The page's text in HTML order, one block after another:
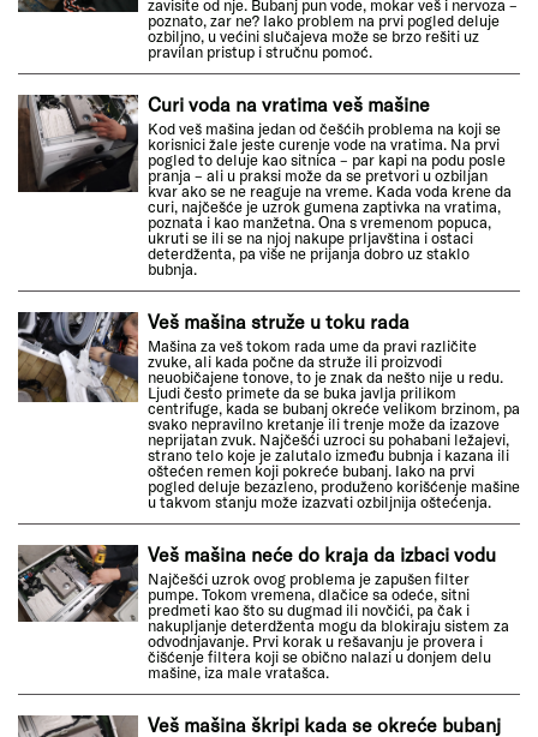
zavisite od nje. Bubanj pun vode, mokar veš i nervoza –
poznato, zar ne? Iako problem na prvi pogled deluje
ozbiljno, u većini slučajeva može se brzo rešiti uz
pravilan pristup i stručnu pomoć.
Curi voda na vratima veš mašine
Kod veš mašina jedan od češćih problema na koji se
korisnici žale jeste curenje vode na vratima. Na prvi
pogled to deluje kao sitnica – par kapi na podu posle
pranja – ali u praksi može da se pretvori u ozbiljan
kvar ako se ne reaguje na vreme. Kada voda krene da
curi, najčešće je uzrok gumena zaptivka na vratima,
poznata i kao manžetna. Ona s vremenom popuca,
ukruti se ili se na njoj nakupe prljavština i ostaci
deterdženta, pa više ne prijanja dobro uz staklo
bubnja.
Veš mašina struže u toku rada
Mašina za veš tokom rada ume da pravi različite
zvuke, ali kada počne da struže ili proizvodi
neuobičajene tonove, to je znak da nešto nije u redu.
Ljudi često primete da se buka javlja prilikom
centrifuge, kada se bubanj okreće velikom brzinom, pa
svako nepravilno kretanje ili trenje može da izazove
neprijatan zvuk. Najčešći uzroci su pohabani ležajevi,
strano telo koje je zalutalo između bubnja i kazana ili
oštećen remen koji pokreće bubanj. Iako na prvi
pogled deluje bezazleno, produženo korišćenje mašine
u takvom stanju može izazvati ozbiljnija oštećenja.
Veš mašina neće do kraja da izbaci vodu
Najčešći uzrok ovog problema je zapušen filter
pumpe. Tokom vremena, dlačice sa odeće, sitni
predmeti kao što su dugmad ili novčići, pa čak i
nakupljanje deterdženta mogu da blokiraju sistem za
odvodnjavanje. Prvi korak u rešavanju je provera i
čišćenje filtera koji se obično nalazi u donjem delu
mašine, iza male vratašca.
Veš mašina škripi kada se okreće bubanj